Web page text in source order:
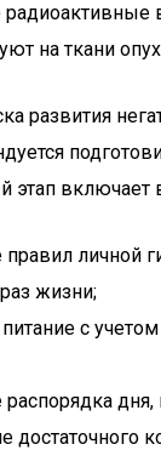
на ткани
развития
этап включает
личной
жизни;
с
достаточного